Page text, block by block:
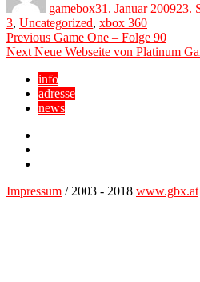
gamebox31. Januar 200923.
3, Uncategorized, xbox 360
Beitragsnavigation
Previous Previous
post:
Game One – Folge 90
Next Next
Neue Webseite von Platinum
info
adresse
news
Impressum / 2003 - 2018 www.gbx.at